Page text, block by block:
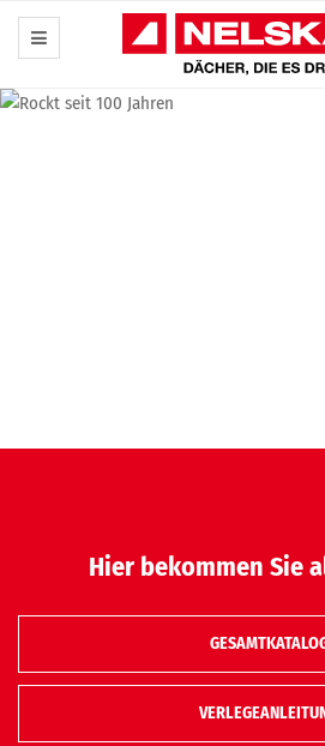
Hier bekommen Sie